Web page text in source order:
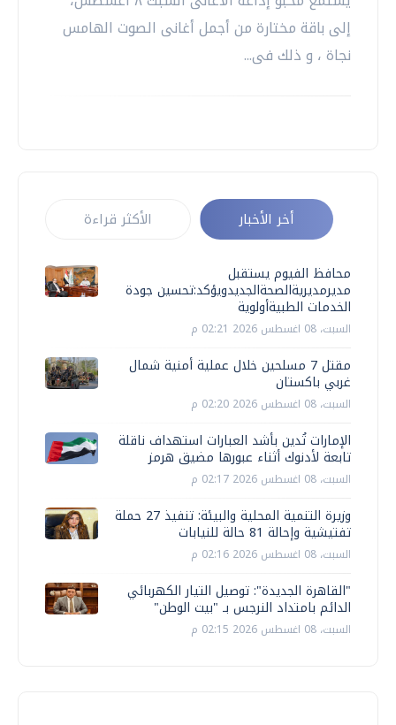
إلى باقة مختارة من أجمل أغانى الصوت الهامس
نجاة ، و ذلك فى...
أخر الأخبار الأكثر قراءة
محافظ الفيوم يستقبل
مديرمديريةالصحةالجديدويؤكد:تحسين جودة
الخدمات الطبيةأولوية
السبت، 08 اغسطس 2026 02:21 م
مقتل 7 مسلحين خلال عملية أمنية شمال
غربي باكستان
السبت، 08 اغسطس 2026 02:20 م
الإمارات تُدين بأشد العبارات استهداف ناقلة
تابعة لأدنوك أثناء عبورها مضيق هرمز
السبت، 08 اغسطس 2026 02:17 م
وزيرة التنمية المحلية والبيئة: تنفيذ 27 حملة
تفتيشية وإحالة 81 حالة للنيابات
السبت، 08 اغسطس 2026 02:16 م
"القاهرة الجديدة": توصيل التيار الكهربائي
الدائم بامتداد النرجس بـ "بيت الوطن"
السبت، 08 اغسطس 2026 02:15 م